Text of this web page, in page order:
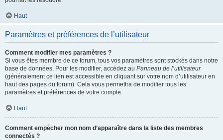
Haut
Paramètres et préférences de l’utilisateur
Comment modifier mes paramètres ?
Si vous êtes membre de ce forum, tous vos paramètres sont stockés dans notre
base de données. Pour les modifier, accédez au Panneau de l’utilisateur
(généralement ce lien est accessible en cliquant sur votre nom d’utilisateur en
haut des pages du forum). Cela vous permettra de modifier tous les
paramètres et préférences de votre compte.
Haut
Comment empêcher mon nom d’apparaître dans la liste des membres
connectés ?